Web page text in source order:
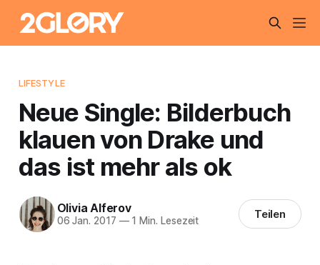
LIFESTYLE
Neue Single: Bilderbuch
klauen von Drake und
das ist mehr als ok
Olivia Alferov
06 Jan. 2017 —1 Min. Lesezeit Teilen